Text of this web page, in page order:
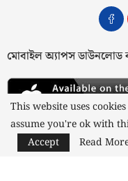
মোবাইল অ্যাপস
This website uses
assume you're ok with
Accept
Read